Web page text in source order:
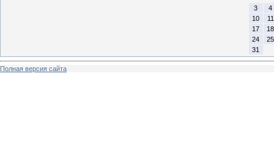
3
4
10
11
17
18
24
25
31
Полная версия сайта